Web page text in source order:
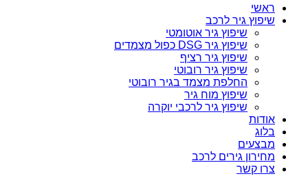
ראשי
שיפוץ גיר לרכב
שיפוץ גיר אוטומטי
שיפוץ גיר DSG כפול מצמדים
שיפוץ גיר רציף
שיפוץ גיר רובוטי
החלפת מצמד בגיר רובוטי
שיפוץ מוח גיר
שיפוץ גיר לרכבי יוקרה
אודות
בלוג
מבצעים
מחירון גירים לרכב
צרו קשר